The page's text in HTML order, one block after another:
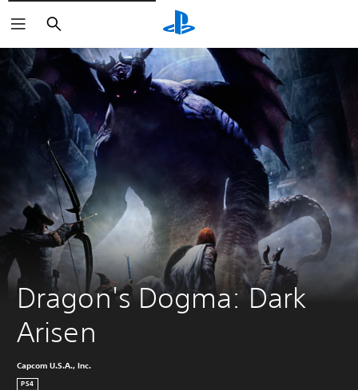
Buscar
Dragon's Dogma: Dark
Arisen
Capcom U.S.A., Inc.
PS4